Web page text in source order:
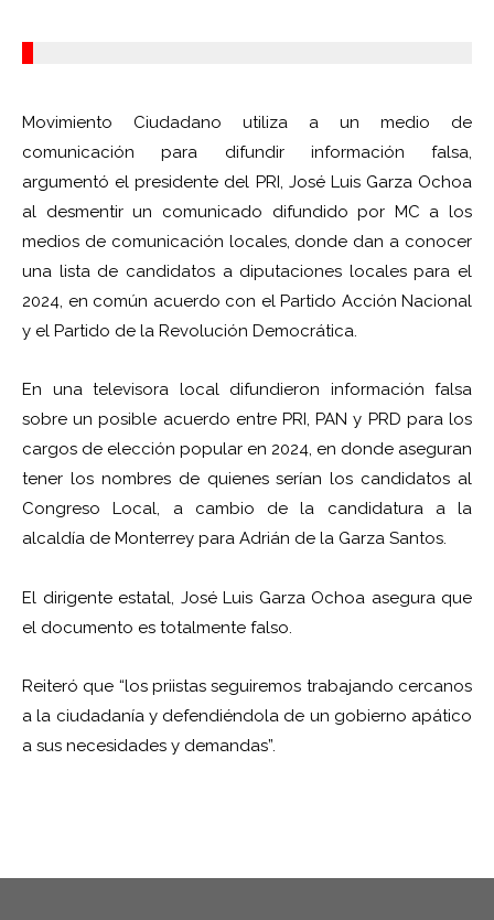
Movimiento Ciudadano utiliza a un medio de
comunicación para difundir información falsa,
argumentó el presidente del PRI, José Luis Garza Ochoa
al desmentir un comunicado difundido por MC a los
medios de comunicación locales, donde dan a conocer
una lista de candidatos a diputaciones locales para el
2024, en común acuerdo con el Partido Acción Nacional
y el Partido de la Revolución Democrática.
En una televisora local difundieron información falsa
sobre un posible acuerdo entre PRI, PAN y PRD para los
cargos de elección popular en 2024, en donde aseguran
tener los nombres de quienes serían los candidatos al
Congreso Local, a cambio de la candidatura a la
alcaldía de Monterrey para Adrián de la Garza Santos.
El dirigente estatal, José Luis Garza Ochoa asegura que
el documento es totalmente falso.
Reiteró que “los priistas seguiremos trabajando cercanos
a la ciudadanía y defendiéndola de un gobierno apático
a sus necesidades y demandas”.